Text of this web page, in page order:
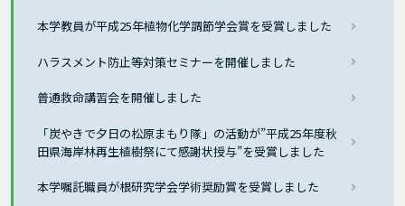
本学教員が平成25年植物化学調節学会賞を受賞しました
ハラスメント防止等対策セミナーを開催しました
普通救命講習会を開催しました
「炭やきで夕日の松原まもり隊」の活動が”平成25年度秋
田県海岸林再生植樹祭にて感謝状授与”を受賞しました
本学嘱託職員が根研究学会学術奨励賞を受賞しました